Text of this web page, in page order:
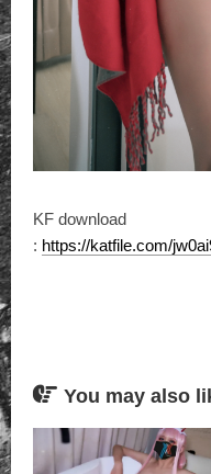
KF download
: https://katfile.com/
You may also